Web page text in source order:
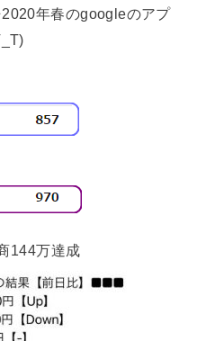
年春のgoogleのアプ
144万達成